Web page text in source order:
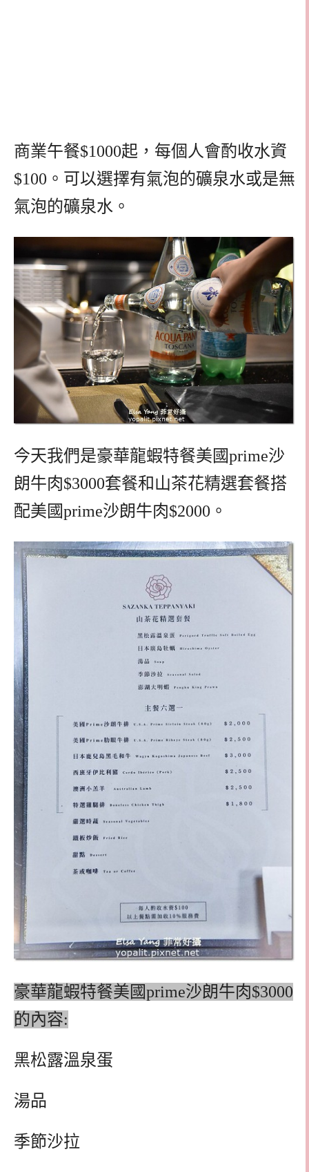
商業午餐$1000起，每個人會酌收水資
$100。可以選擇有氣泡的礦泉水或是無
氣泡的礦泉水。
今天我們是豪華龍蝦特餐美國prime沙
朗牛肉$3000套餐和山茶花精選套餐搭
配美國prime沙朗牛肉$2000。
豪華龍蝦特餐美國prime沙朗牛肉$3000
的內容:
黑松露溫泉蛋
湯品
季節沙拉